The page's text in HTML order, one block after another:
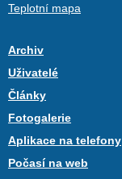
Teplotní mapa
Archiv
Uživatelé
Články
Fotogalerie
Aplikace na telefony
Počasí na web